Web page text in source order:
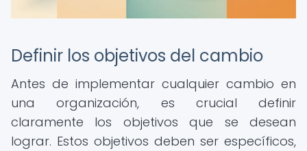
Definir los objetivos del cambio
Antes de implementar cualquier cambio en
una organización, es crucial definir
claramente los objetivos que se desean
lograr. Estos objetivos deben ser específicos,